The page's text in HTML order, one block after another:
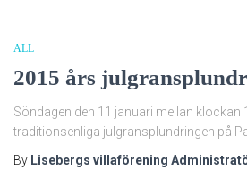
ALL
2015 års
Söndagen den 11 januari mellan klockan
traditionsenliga julgransplundringen på
By Lisebergs villaförening